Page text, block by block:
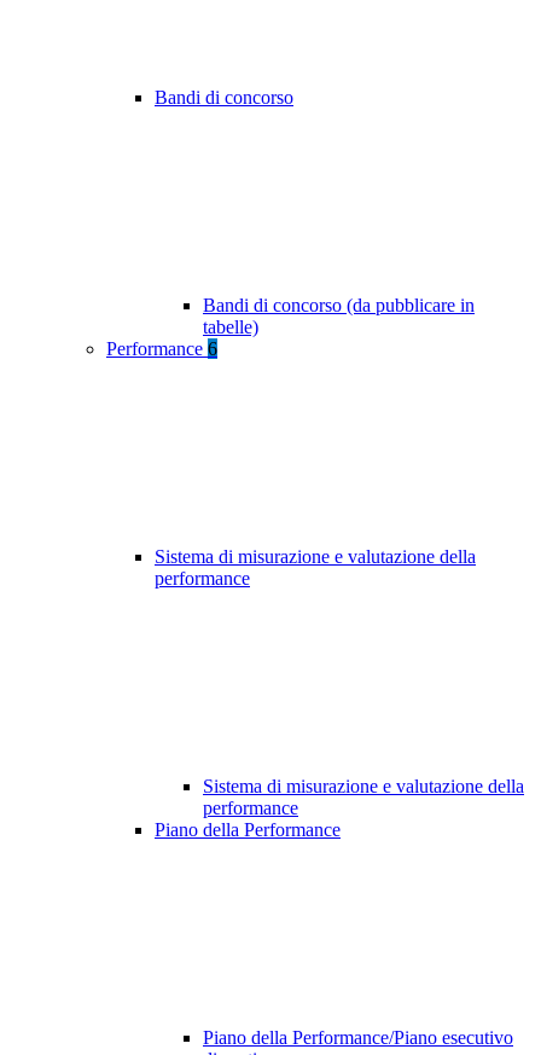
Bandi di concorso
Bandi di concorso (da pubblicare in
tabelle)
Performance 6
Sistema di misurazione e valutazione della
performance
Sistema di misurazione e valutazione della
performance
Piano della Performance
Piano della Performance/Piano esecutivo